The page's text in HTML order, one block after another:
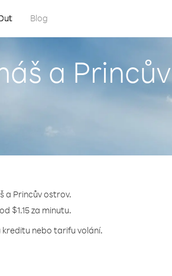
Blog
a
a Princův ostrov.
$1.15 za minutu.
kreditu nebo tarifu volání.